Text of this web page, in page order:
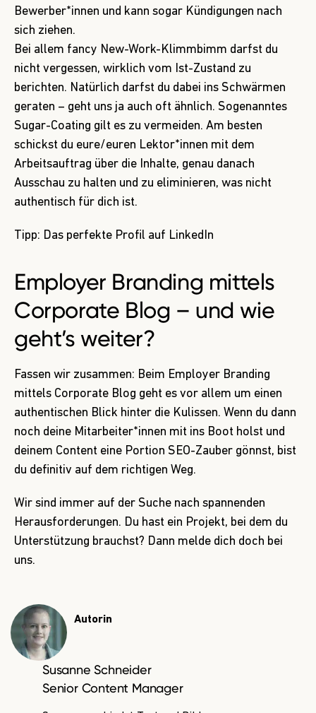
Bewerber*innen und kann sogar Kündigungen nach
sich ziehen.
Bei allem fancy New-Work-Klimmbimm darfst du
nicht vergessen, wirklich vom Ist-Zustand zu
berichten. Natürlich darfst du dabei ins Schwärmen
geraten – geht uns ja auch oft ähnlich. Sogenanntes
Sugar-Coating gilt es zu vermeiden. Am besten
schickst du eure/euren Lektor*innen mit dem
Arbeitsauftrag über die Inhalte, genau danach
Ausschau zu halten und zu eliminieren, was nicht
authentisch für dich ist.
Tipp: Das perfekte Profil auf LinkedIn
Employer Branding mittels
Corporate Blog – und wie
geht’s weiter?
Fassen wir zusammen: Beim Employer Branding
mittels Corporate Blog geht es vor allem um einen
authentischen Blick hinter die Kulissen. Wenn du dann
noch deine Mitarbeiter*innen mit ins Boot holst und
deinem Content eine Portion SEO-Zauber gönnst, bist
du definitiv auf dem richtigen Weg.
Wir sind immer auf der Suche nach spannenden
Herausforderungen. Du hast ein Projekt, bei dem du
Unterstützung brauchst? Dann melde dich doch bei
uns.
Autorin
Susanne Schneider
Senior Content Manager